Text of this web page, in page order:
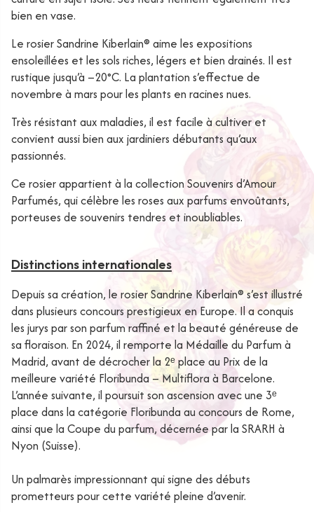
bien en vase.
Le rosier Sandrine Kiberlain® aime les expositions
ensoleillées et les sols riches, légers et bien drainés. Il est
rustique jusqu’à –20°C. La plantation s’effectue de
novembre à mars pour les plants en racines nues.
Très résistant aux maladies, il est facile à cultiver et
convient aussi bien aux jardiniers débutants qu’aux
passionnés.
Ce rosier appartient à la collection Souvenirs d’Amour
Parfumés, qui célèbre les roses aux parfums envoûtants,
porteuses de souvenirs tendres et inoubliables.
Distinctions internationales
Depuis sa création, le rosierSandrine Kiberlain® s’est illustré
dans plusieurs concours prestigieux en Europe. Il a conquis
les jurys par son parfum raffiné et la beauté généreuse de
sa floraison. En 2024, il remporte la Médaille du Parfum à
Madrid, avant de décrocher la 2ᵉ place au Prix de la
meilleure variété Floribunda – Multiflora à Barcelone.
L’année suivante, il poursuit son ascension avec une 3ᵉ
place dans la catégorie Floribunda au concours de Rome,
ainsi que la Coupe du parfum, décernée par la SRARH à
Nyon (Suisse).
Un palmarès impressionnant qui signe des débuts
prometteurs pour cette variété pleine d’avenir.